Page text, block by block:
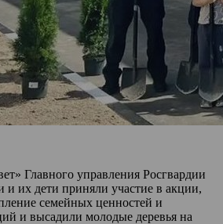
Главного управления Росгвардии
и их дети приняли участие в акции,
семейных ценностей и
и высадили молодые деревья на